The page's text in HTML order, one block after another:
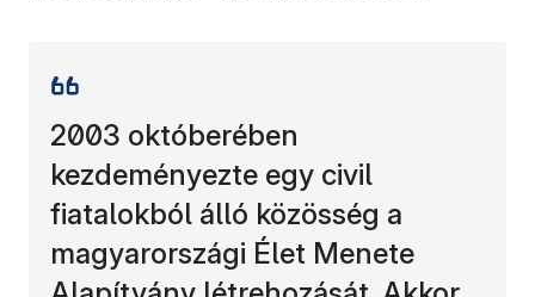
2003 októberében
kezdeményezte egy civil
fiatalokból álló közösség a
magyarországi Élet Menete